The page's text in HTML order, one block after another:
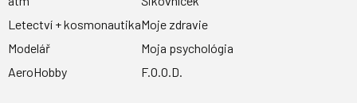
Letectví + kosmonautika
Modelář
AeroHobby
Moje zdravie
Moja psychológia
F.O.O.D.